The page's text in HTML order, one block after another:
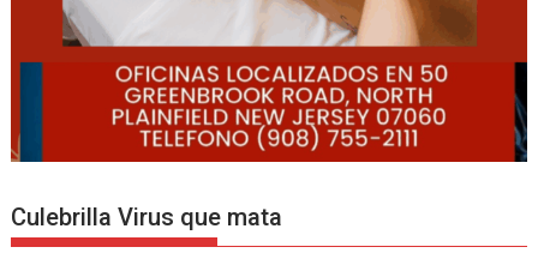
Culebrilla Virus que mata